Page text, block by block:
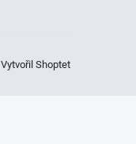
Vytvořil Shoptet